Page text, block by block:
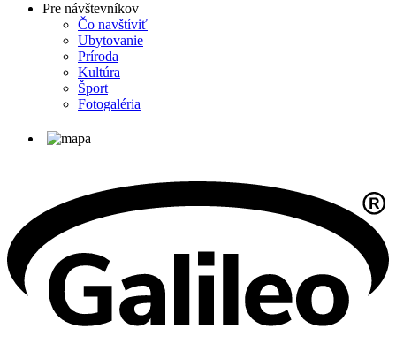
Pre návštevníkov
Čo navštíviť
Ubytovanie
Príroda
Kultúra
Šport
Fotogaléria